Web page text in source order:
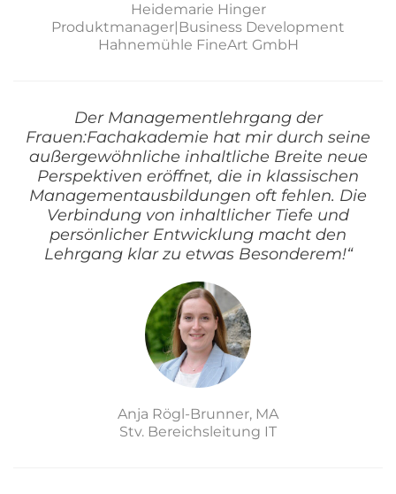
Heidemarie Hinger
Produktmanager|Business Development
Hahnemühle FineArt GmbH
Der Managementlehrgang der
Frauen:Fachakademie hat mir durch seine
außergewöhnliche inhaltliche Breite neue
Perspektiven eröffnet, die in klassischen
Managementausbildungen oft fehlen. Die
Verbindung von inhaltlicher Tiefe und
persönlicher Entwicklung macht den
Lehrgang klar zu etwas Besonderem!“
Anja Rögl-Brunner, MA
Stv. Bereichsleitung IT